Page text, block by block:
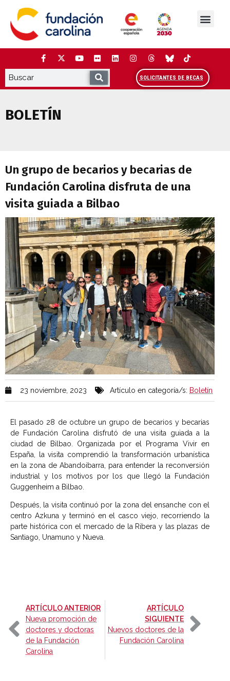
contenido
SOLICITANTES DE BECAS
BOLETÍN
Un grupo de becarios y becarias de
Fundación Carolina disfruta de una
visita guiada a Bilbao
23 noviembre, 2023 Artículo en categoría/s: Boletín
El pasado 28 de octubre un grupo de becarios y becarias
de Fundación Carolina disfrutó de una visita guiada a la
ciudad de Bilbao. Organizada por el Programa Vivir en
España, la visita comprendió la transformación urbanística
en la zona de Abandoibarra, para entender la reconversión
industrial y los motivos por los que llegó la Fundación
Guggenheim a Bilbao.
Después, la visita continuó por la zona del ensanche con el
centro Azkuna y terminó en el casco viejo, recorriendo la
parte histórica con el mercado de la Ribera y las plazas de
Santiago, Unamuno y Nueva.
ARTÍCULO ANTERIOR-
Nueva promoción de
doctores y doctoras
de la Fundación
Carolina
ARTÍCULO
SIGUIENTE-
Nuevos doctores de la
Fundación Carolina